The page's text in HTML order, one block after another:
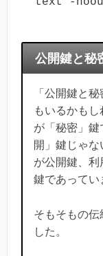
公開鍵と秘
「公開鍵と
もいるかも
が「秘密」
開」鍵じゃ
が公開鍵、
鍵であってい
そもそもの
した。